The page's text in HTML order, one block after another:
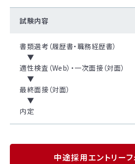
試験内容
書類選考（履歴書・職務経歴書）
▼
適性検査（Web）・一次面接（対面）
▼
最終面接（対面）
▼
内定
中途採用エントリーフ